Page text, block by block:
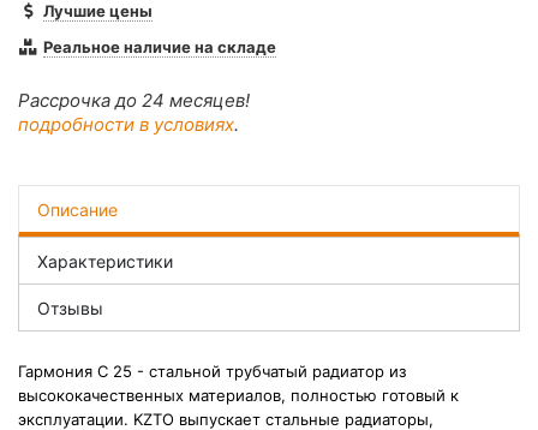
Лучшие цены
Реальное наличие на складе
Рассрочка до 24 месяцев!
подробности в условиях.
Описание
Характеристики
Отзывы
Гармония С 25 - стальной трубчатый радиатор из
высококачественных материалов, полностью готовый к
эксплуатации. KZTO выпускает стальные радиаторы,